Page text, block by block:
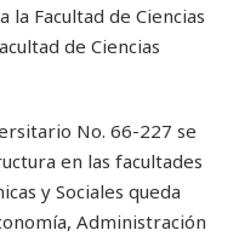
Facultad de Ciencias
de Ciencias
No. 66-227 se
en las facultades
y Sociales queda
Administración